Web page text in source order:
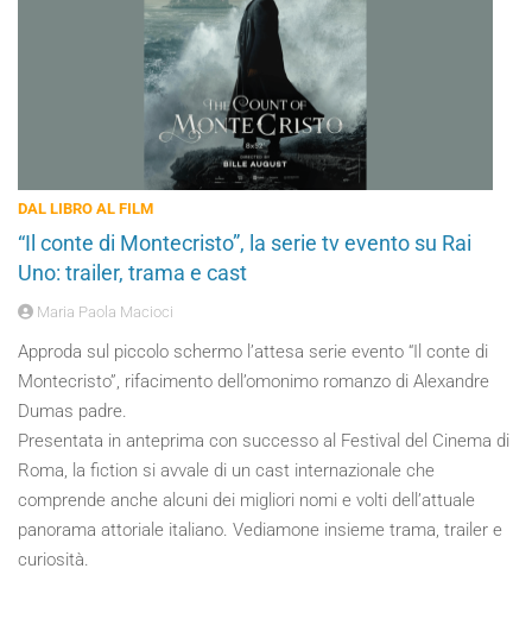
DAL LIBRO AL FILM
“Il conte di Montecristo”, la serie tv evento su Rai
Uno: trailer, trama e cast
Maria Paola Macioci
Approda sul piccolo schermo l’attesa serie evento “Il conte di
Montecristo”, rifacimento dell’omonimo romanzo di Alexandre
Dumas padre.
Presentata in anteprima con successo al Festival del Cinema di
Roma, la fiction si avvale di un cast internazionale che
comprende anche alcuni dei migliori nomi e volti dell’attuale
panorama attoriale italiano. Vediamone insieme trama, trailer e
curiosità.